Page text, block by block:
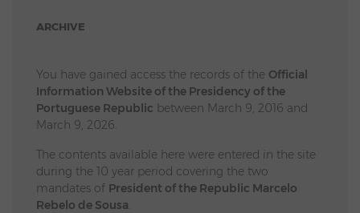
ARCHIVE
You have gained access the records of the Official
Information Website of the Presidency of the
Portuguese Republic between March 9, 2016 and
March 9, 2026.
The contents available here were entered in the site
during the 10 year period covering the two
mandates of President of the Republic Marcelo
Rebelo de Sousa.